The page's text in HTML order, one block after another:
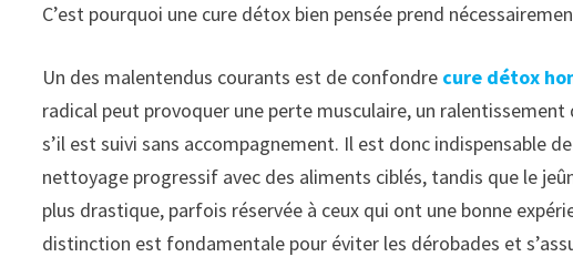
C’est pourquoi une cure détox bien pensée prend
Un des malentendus courants est de confondre cure détox
radical peut provoquer une perte musculaire, un
s’il est suivi sans accompagnement. Il est donc indispensable
nettoyage progressif avec des aliments ciblés, tandis que le
plus drastique, parfois réservée à ceux qui ont une bonne
distinction est fondamentale pour éviter les dérobades et